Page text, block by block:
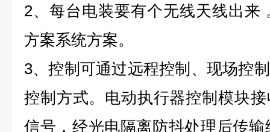
2、每台电装要有个无线天线出来
方案系统方案。
3、控制可通过远程控制、现场控
控制方式。电动执行器控制模块
信号，经光电隔离防抖处理后传输